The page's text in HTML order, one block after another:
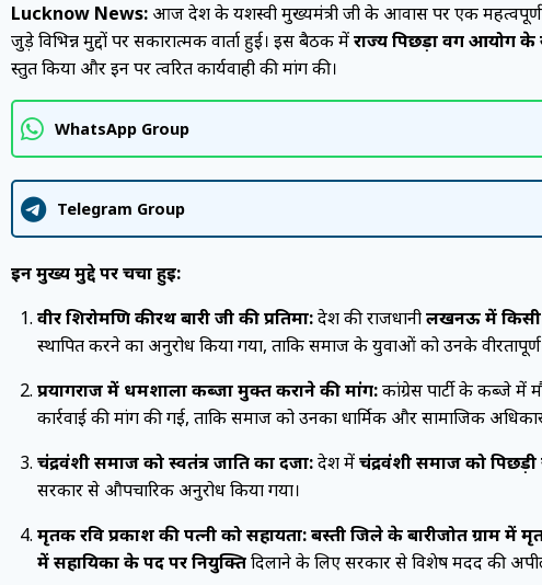
Lucknow News: आज प्रदेश के यशस्वी मुख्यमंत्री जी के आवास पर एक
जुड़े विभिन्न मुद्दों पर सकारात्मक वार्ता हुई। इस बैठक मेंराज्य पिछड़ा वर्ग आयोग के
प्रस्तुत किया और इन पर त्वरित कार्यवाही की मांग की।
WhatsApp Group
Telegram Group
इन मुख्य मुद्दे पर चर्चा हुई:
वीर शिरोमणि कीरथ बारी जी की प्रतिमा:प्रदेश की राजधानीलखनऊ में किसी
स्थापित करने का अनुरोध किया गया, ताकि समाज के युवाओं को उनके वीरतापूर्ण
प्रयागराज में धर्मशाला कब्जा मुक्त कराने की मांग:कांग्रेस पार्टी के कब्जे में
कार्रवाई की मांग की गई, ताकि समाज को उनका धार्मिक और सामाजिक
चंद्रवंशी समाज को स्वतंत्र जाति का दर्जा:प्रदेश मेंचंद्रवंशी समाज को
सरकार से औपचारिक अनुरोध किया गया।
मृतक रवि प्रकाश की पत्नी को सहायता:बस्ती जिले के बारीजोत ग्राम में
में सहायिका के पद पर नियुक्तिदिलाने के लिए सरकार से विशेष मदद की